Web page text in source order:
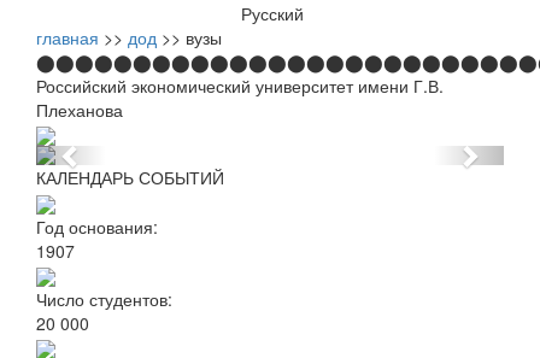
Русский
главная >> дод >> вузы
Российский экономический университет имени Г.В.
Плеханова
Следующий
слайд
КАЛЕНДАРЬ СОБЫТИЙ
Год основания:
1907
Число студентов:
20 000